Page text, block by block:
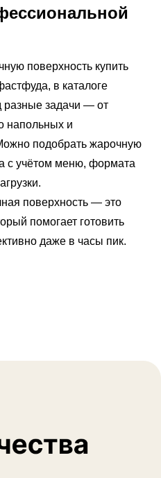
поверхность купить
в каталоге
разные задачи — от
напольных и
подобрать жарочную
с учётом меню, формата
поверхность — это
помогает готовить
даже в часы пик.